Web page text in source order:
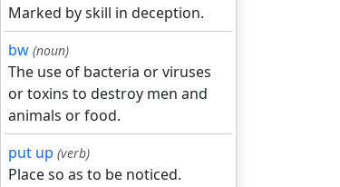
Marked by skill in deception.
bw (noun)
The use of bacteria or viruses
or toxins to destroy men and
animals or food.
put up (verb)
Place so as to be noticed.